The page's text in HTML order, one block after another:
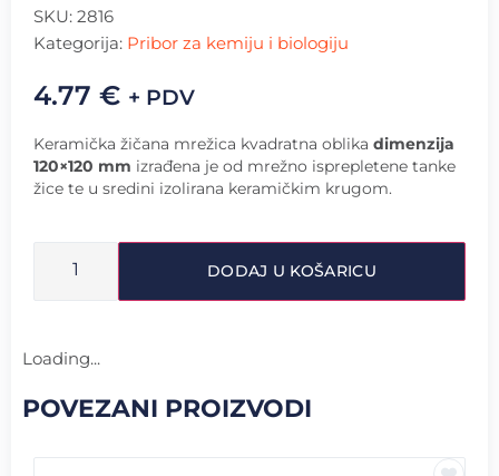
SKU: 2816
Kategorija: Pribor za kemiju i biologiju
4.77 € + PDV
Keramička žičana mrežica kvadratna oblika dimenzija
120×120 mm izrađena je od mrežno isprepletene tanke
žice te u sredini izolirana keramičkim krugom.
DODAJ U KOŠARICU
Loading...
POVEZANI PROIZVODI